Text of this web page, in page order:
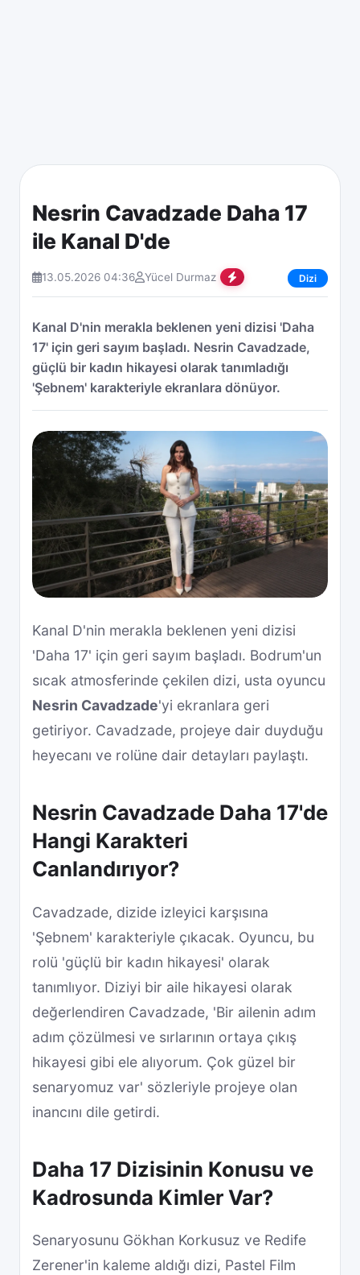
Nesrin Cavadzade Daha 17
ile Kanal D'de
13.05.2026 04:36 Yücel Durmaz Dizi
Kanal D'nin merakla beklenen yeni dizisi 'Daha
17' için geri sayım başladı. Nesrin Cavadzade,
güçlü bir kadın hikayesi olarak tanımladığı
'Şebnem' karakteriyle ekranlara dönüyor.
Kanal D'nin merakla beklenen yeni dizisi
'Daha 17' için geri sayım başladı. Bodrum'un
sıcak atmosferinde çekilen dizi, usta oyuncu
Nesrin Cavadzade'yi ekranlara geri
getiriyor. Cavadzade, projeye dair duyduğu
heyecanı ve rolüne dair detayları paylaştı.
Nesrin Cavadzade Daha 17'de
Hangi Karakteri
Canlandırıyor?
Cavadzade, dizide izleyici karşısına
'Şebnem' karakteriyle çıkacak. Oyuncu, bu
rolü 'güçlü bir kadın hikayesi' olarak
tanımlıyor. Diziyi bir aile hikayesi olarak
değerlendiren Cavadzade, 'Bir ailenin adım
adım çözülmesi ve sırlarının ortaya çıkış
hikayesi gibi ele alıyorum. Çok güzel bir
senaryomuz var' sözleriyle projeye olan
inancını dile getirdi.
Daha 17 Dizisinin Konusu ve
Kadrosunda Kimler Var?
Senaryosunu Gökhan Korkusuz ve Redife
Zerener'in kaleme aldığı dizi, Pastel Film